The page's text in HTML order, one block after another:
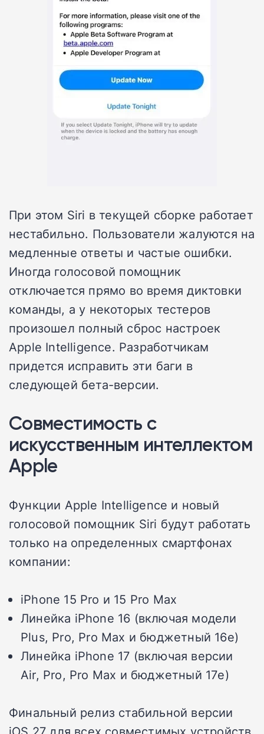
При этом Siri в текущей сборке работает
нестабильно. Пользователи жалуются на
медленные ответы и частые ошибки.
Иногда голосовой помощник
отключается прямо во время диктовки
команды, а у некоторых тестеров
произошел полный сброс настроек
Apple Intelligence. Разработчикам
придется исправить эти баги в
следующей бета-версии.
Совместимость с
искусственным интеллектом
Apple
Функции Apple Intelligence и новый
голосовой помощник Siri будут работать
только на определенных смартфонах
компании:
iPhone 15 Pro и 15 Pro Max
Линейка iPhone 16 (включая модели
Plus, Pro, Pro Max и бюджетный 16e)
Линейка iPhone 17 (включая версии
Air, Pro, Pro Max и бюджетный 17e)
Финальный релиз стабильной версии